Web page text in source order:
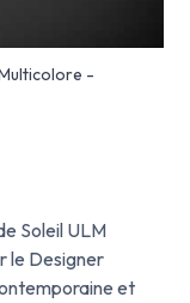
Soleil ULM
le Designer
et
-